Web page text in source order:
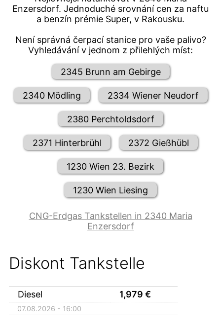
Enzersdorf. Jednoduché srovnání cen za naftu
a benzín prémie Super, v Rakousku.
Není správná čerpací stanice pro vaše palivo?
Vyhledávání v jednom z přilehlých míst:
2345 Brunn am Gebirge
2340 Mödling 2334 Wiener Neudorf
2380 Perchtoldsdorf
2371 Hinterbrühl 2372 Gießhübl
1230 Wien 23. Bezirk
1230 Wien Liesing
CNG-Erdgas Tankstellen in 2340 Maria
Enzersdorf
Diskont Tankstelle
Diesel 1,979 €
07.08.2026 - 16:00